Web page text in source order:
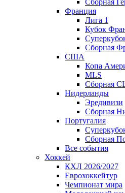
Сборная
Франция
Лига 1
Кубок
Сборная
США
Копа
MLS
Сборная
Нидерланды
Эредивизи
Сборная
Португалия
Сборная
Все события
Хоккей
КХЛ 2026/2027
Еврохоккейтур
Чемпионат мира